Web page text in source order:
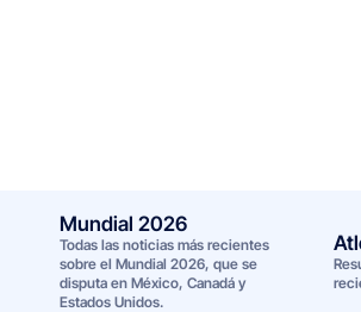
Mundial 2026
Todas las noticias más recientes
sobre el Mundial 2026, que se
disputa en México, Canadá y
Estados Unidos.